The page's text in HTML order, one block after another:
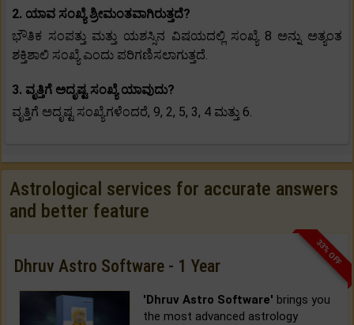
2. ಯಾವ ಸಂಖ್ಯೆ ಶ್ರೀಮಂತವಾಗಿರುತ್ತದೆ?
ಭೌತಿಕ ಸಂಪತ್ತು ಮತ್ತು ಯಶಸ್ಸಿನ ವಿಷಯದಲ್ಲಿ ಸಂಖ್ಯೆ 8 ಅನ್ನು ಅತ್ಯಂತ
ಶಕ್ತಿಶಾಲಿ ಸಂಖ್ಯೆ ಎಂದು ಪರಿಗಣಿಸಲಾಗುತ್ತದೆ.
3. ವೃತ್ತಿಗೆ ಅದೃಷ್ಟ ಸಂಖ್ಯೆ ಯಾವುದು?
ವೃತ್ತಿಗೆ ಅದೃಷ್ಟ ಸಂಖ್ಯೆಗಳೆಂದರೆ, 9, 2, 5, 3, 4 ಮತ್ತು 6.
Astrological services for accurate answers
and better feature
33% OFF
Dhruv Astro Software - 1 Year
'Dhruv Astro Software' brings you
the most advanced astrology